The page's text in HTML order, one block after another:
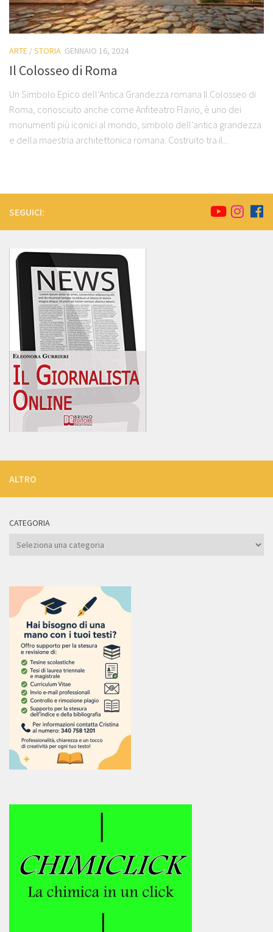
ARTE /STORIA GENNAIO 16, 2024
Il Colosseo di Roma
Un Simbolo Epico dell’Antica Grandezza romana Il Colosseo di
Roma, conosciuto anche come Anfiteatro Flavio, è uno dei
monumenti più iconici al mondo, simbolo dell’antica grandezza
e della maestria architettonica romana. Costruito tra il...
SEGUICI:
ALTRO
CATEGORIA
Categoria